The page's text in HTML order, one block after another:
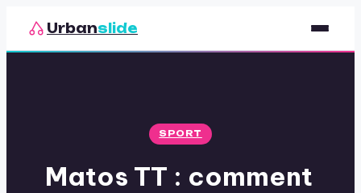
Urbanslide
Loisirs
SPORT
Matos TT : comment